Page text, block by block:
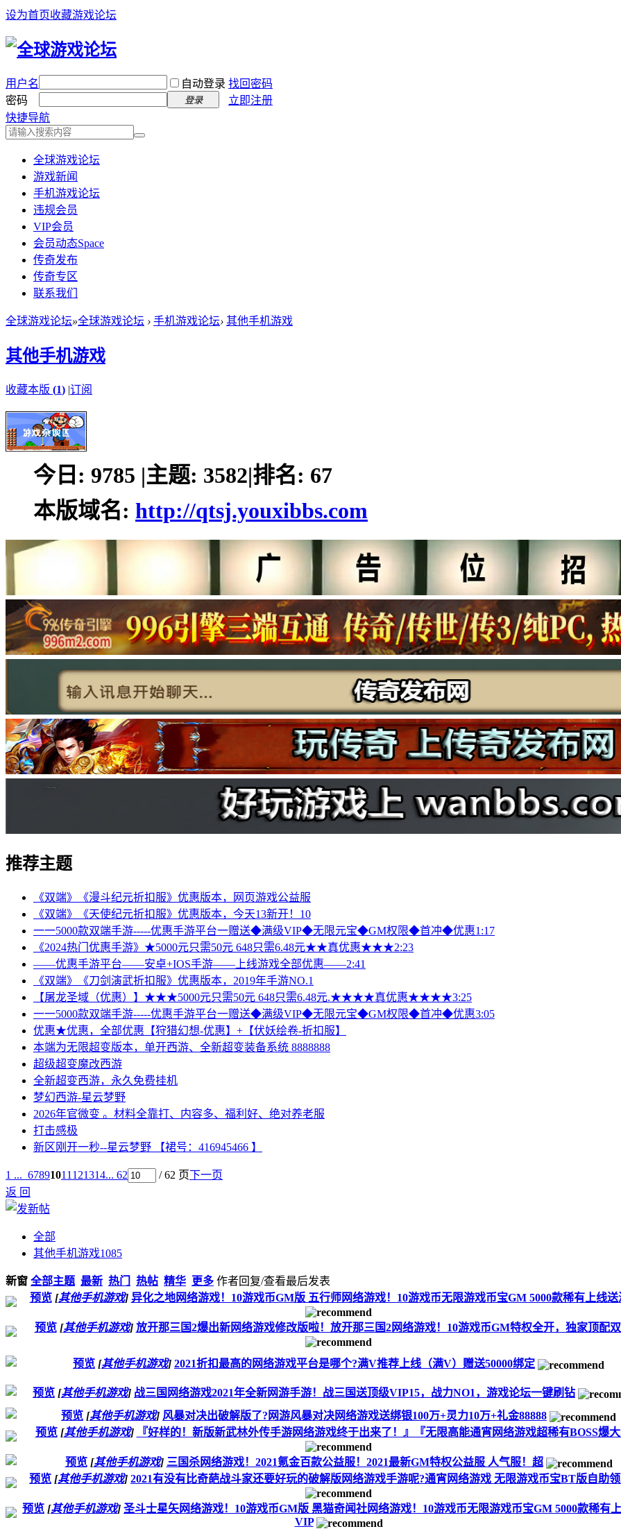
设为首页收藏游戏论坛
用户名 自动登录 找回密码
密码
登录
立即注册
快捷导航
全球游戏论坛
游戏新闻
手机游戏论坛
违规会员
VIP会员
会员动态Space
传奇发布
传奇专区
联系我们
全球游戏论坛»全球游戏论坛 › 手机游戏论坛› 其他手机游戏
其他手机游戏
收藏本版 (1) |订阅
今日: 9785 |主题: 3582|排名: 67
本版域名: http://qtsj.youxibbs.com
推荐主题
《双端》《漫斗纪元折扣服》优惠版本，网页游戏公益服
《双端》《天使纪元折扣服》优惠版本，今天13新开！10
一一5000款双端手游-----优惠手游平台一赠送◆满级VIP◆无限元宝◆GM权限◆首冲◆优惠1:17
《2024热门优惠手游》★5000元只需50元 648只需6.48元★★真优惠★★★2:23
——优惠手游平台——安卓+IOS手游——上线游戏全部优惠——2:41
《双端》《刀剑演武折扣服》优惠版本，2019年手游NO.1
【屠龙圣域（优惠）】★★★5000元只需50元 648只需6.48元.★★★★真优惠★★★★3:25
一一5000款双端手游-----优惠手游平台一赠送◆满级VIP◆无限元宝◆GM权限◆首冲◆优惠3:05
优惠★优惠，全部优惠【狩猎幻想-优惠】+【伏妖绘卷-折扣服】
本端为无限超变版本，单开西游、全新超变装备系统 8888888
超级超变魔改西游
全新超变西游，永久免费挂机
梦幻西游-星云梦野
2026年官微变 。材料全靠打、内容多、福利好、绝对养老服
打击感极
新区刚开一秒--星云梦野 【裙号：416945466 】
1 ... 67891011 121314... 62 / 62 页下一页
返 回
全部
其他手机游戏1085
新窗 全部主题 最新 热门 热帖 精华 更多 作者回复/查看最后发表
预览 [其他手机游戏] 异化之地网络游戏！10游戏币GM版 五行师网络游戏！10游戏币无限游戏币宝GM 5000款稀有上线
预览 [其他手机游戏] 放开那三国2爆出新网络游戏修改版啦！放开那三国2网络游戏！10游戏币GM特权全开，独家顶配
预览 [其他手机游戏] 2021折扣最高的网络游戏平台是哪个?满V推荐上线（满V）赠送50000绑定
预览 [其他手机游戏] 战三国网络游戏2021年全新网游手游！战三国送顶级VIP15，战力NO1，游戏论坛一键刷钻
预览 [其他手机游戏] 风暴对决出破解版了?网游风暴对决网络游戏送绑银100万+灵力10万+礼金88888
预览 [其他手机游戏] 『好样的！新版新武林外传手游网络游戏终于出来了！』『无限高能通宵网络游戏超稀有BOSS爆大
预览 [其他手机游戏] 三国杀网络游戏！2021氪金百款公益服！2021最新GM特权公益服 人气服！超
预览 [其他手机游戏] 2021有没有比奇葩战斗家还要好玩的破解版网络游戏手游呢?通宵网络游戏 无限游戏币宝BT版自助
预览 [其他手机游戏] 圣斗士星矢网络游戏！10游戏币GM版 黑猫奇闻社网络游戏！10游戏币无限游戏币宝GM 5000款稀有
VIP